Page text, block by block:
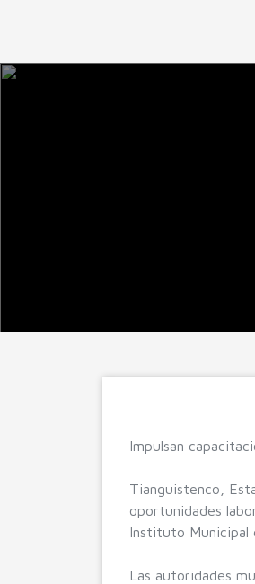
Impulsan
Tianguistenco,
oportunidades
Instituto Municipal
Las autoridades